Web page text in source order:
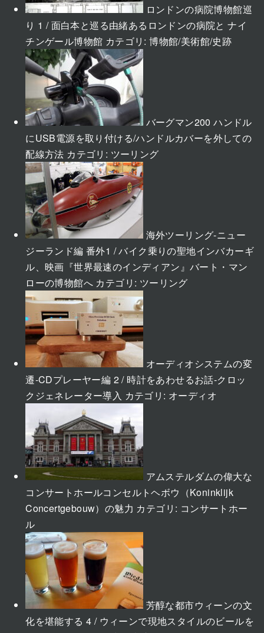
ロンドンの病院博物館巡
り 1 / 面白本と巡る由緒あるロンドンの病院と ナイ
チンゲール博物館 カテゴリ:博物館/美術館/史跡
バーグマン200 ハンドル
にUSB電源を取り付ける/ハンドルカバーを外しての
配線方法 カテゴリ: ツーリング
海外ツーリング-ニュー
ジーランド編 番外1 / バイク乗りの聖地インバカーギ
ル、映画『世界最速のインディアン』バート・マン
ローの博物館へ カテゴリ: ツーリング
オーディオシステムの変
遷-CDプレーヤー編 2 / 時計をあわせるお話-クロッ
クジェネレーター導入 カテゴリ: オーディオ
アムステルダムの偉大な
コンサートホールコンセルトヘボウ（Koninklijk
Concertgebouw）の魅力 カテゴリ: コンサートホー
ル
芳醇な都市ウィーンの文
化を堪能する 4 / ウィーンで現地スタイルのビールを